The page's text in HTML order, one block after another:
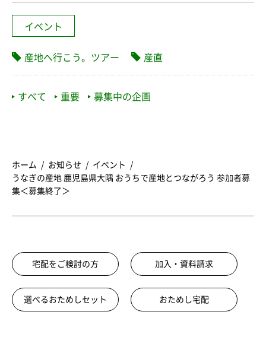
イベント
産地へ行こう。ツアー 産直
すべて 重要 募集中の企画
ホーム お知らせ
イベント
うなぎの産地 鹿児島県大隅 おうちで産地とつながろう 参加者募
集＜募集終了＞
宅配をご検討の方 加入・資料請求
選べるおためしセット おためし宅配